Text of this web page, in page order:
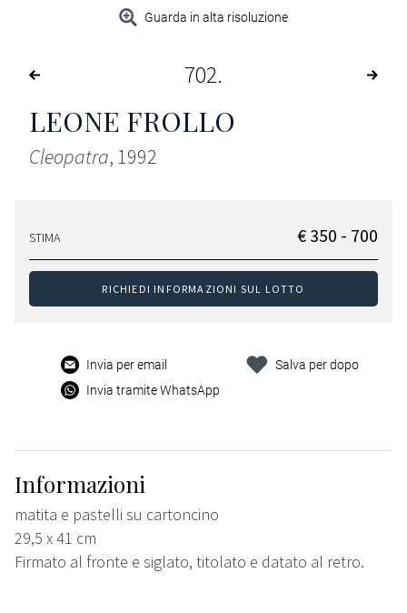
Guarda in alta risoluzione
702
LEONE FROLLO
Cleopatra, 1992
STIMA € 350 - 700
RICHIEDI INFORMAZIONI SUL LOTTO
Invia per email
Invia tramite WhatsApp
Salva per dopo
Informazioni
matita e pastelli su cartoncino
29,5 x 41 cm
Firmato al fronte e siglato, titolato e datato al retro.